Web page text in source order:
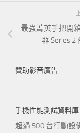
最強菁英手把開
器 Series 2
贊助影音廣告
手機性能測試資料庫
超過 500 台行動設